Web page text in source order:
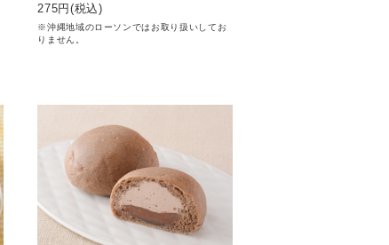
275円(税込)
※沖縄地域のローソンではお取り扱いしてお
りません。